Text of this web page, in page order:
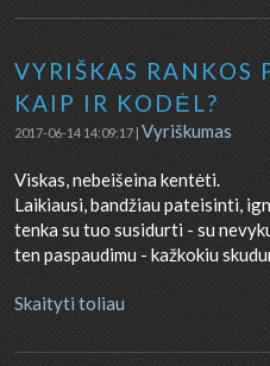
VYRIŠKAS RANKOS
KAIP IR KODĖL?
2017-06-14 14:09:17 | Vyriškumas
Viskas, nebeišeina kentėti.
Laikiausi, bandžiau pateisinti,
tenka su tuo susidurti - su
ten paspaudimu - kažkokiu
Skaityti toliau